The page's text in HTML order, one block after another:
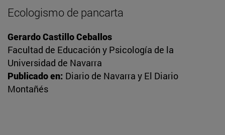
Ecologismo de pancarta
Gerardo Castillo Ceballos
Facultad de Educación y Psicología de la
Universidad de Navarra
Publicado en: Diario de Navarra y El Diario
Montañés